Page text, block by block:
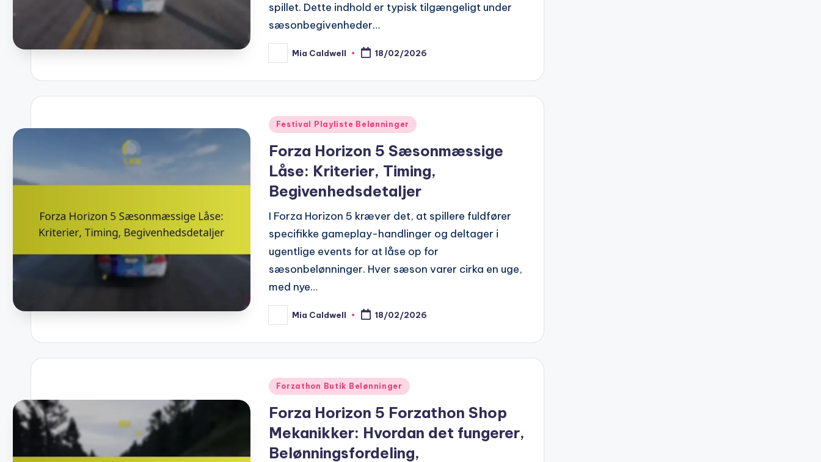
spillet. Dette indhold er typisk tilgængeligt under
sæsonbegivenheder…
Posted
by
Mia Caldwell 18/02/2026
Posted
Festival Playliste Belønninger
Forza Horizon 5 Sæsonmæssige
Låse: Kriterier, Timing,
Begivenhedsdetaljer
I Forza Horizon 5 kræver det, at spillere fuldfører
specifikke gameplay-handlinger og deltager i
ugentlige events for at låse op for
sæsonbelønninger. Hver sæson varer cirka en uge,
med nye…
Posted
by
Mia Caldwell 18/02/2026
Posted
Forzathon Butik Belønninger
Forza Horizon 5 Forzathon Shop
Mekanikker: Hvordan det fungerer,
Belønningsfordeling,